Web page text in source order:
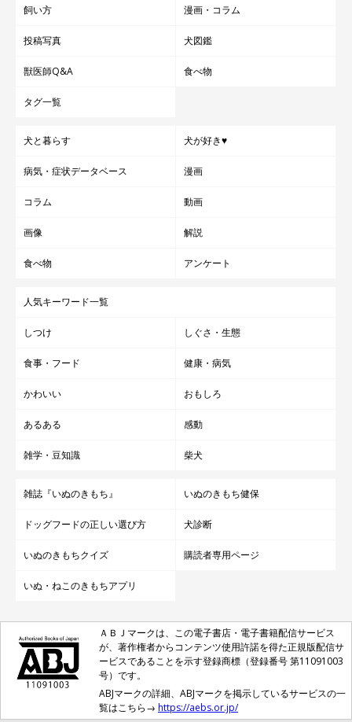
飼い方 漫画・コラム
投稿写真 犬図鑑
獣医師Q&A 食べ物
タグ一覧
犬と暮らす 犬が好き♥
病気・症状データベース 漫画
コラム 動画
画像 解説
食べ物 アンケート
人気キーワード一覧
しつけ しぐさ・生態
食事・フード 健康・病気
かわいい おもしろ
あるある 感動
雑学・豆知識 柴犬
雑誌『いぬのきもち』 いぬのきもち健保
ドッグフードの正しい選び方 犬診断
いぬのきもちクイズ 購読者専用ページ
いぬ・ねこのきもちアプリ
ＡＢＪマークは、この電子書店・電子書籍配信サービス
が、著作権者からコンテンツ使用許諾を得た正規版配信サ
ービスであることを示す登録商標（登録番号 第11091003
号）です。
ABJマークの詳細、ABJマークを掲示しているサービスの一
覧はこちら→ https://aebs.or.jp/